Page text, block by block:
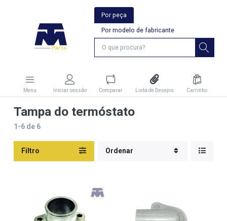
Por peça
Por modelo de fabricante
Menu Iniciar sessão Comparar Lista de Desejos Carrinho
Tampa do termóstato
1-6de 6
Filtro Ordenar